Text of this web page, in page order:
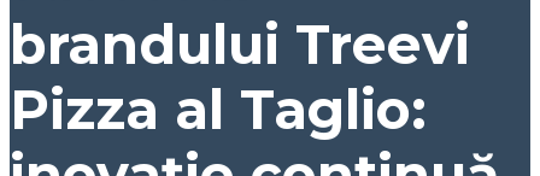
brandului Treevi
Pizza al Taglio: